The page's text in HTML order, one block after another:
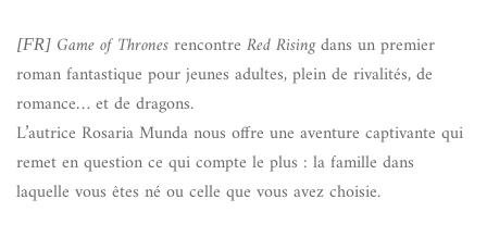
[FR] Game of Thronesrencontre Red Risingdans un premier
roman fantastique pour jeunes adultes, plein de rivalités, de
romance… et de dragons.
L’autrice Rosaria Munda nous offre une aventure captivante qui
remet en question ce qui compte le plus : la famille dans
laquelle vous êtes né ou celle que vous avez choisie.